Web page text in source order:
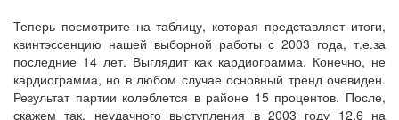
Теперь посмотрите на таблицу, которая представляет итоги,
квинтэссенцию нашей выборной работы с 2003 года, т.е.за
последние 14 лет. Выглядит как кардиограмма. Конечно, не
кардиограмма, но в любом случае основный тренд очевиден.
Результат партии колеблется в районе 15 процентов. После,
скажем так, неудачного выступления в 2003 году 12,6 на